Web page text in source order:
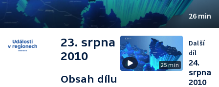
26 min
23. srpna
2010
Obsah dílu
25 min
Další
díl
24.
srpna
2010